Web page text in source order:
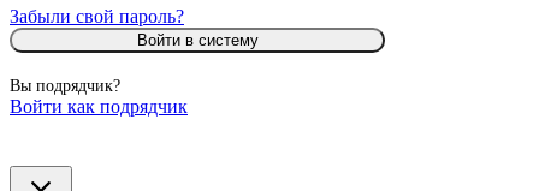
Забыли свой пароль?
Войти в систему
Вы подрядчик?
Войти как подрядчик